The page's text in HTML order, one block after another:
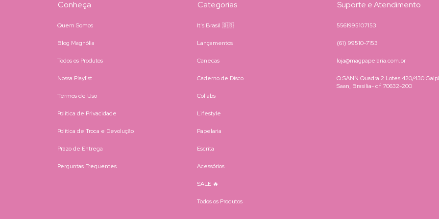
Conheça
Quem Somos
Blog Magnólia
Todos os Produtos
Nossa Playlist
Termos de Uso
Política de Privacidade
Política de Troca e Devolução
Prazo de Entrega
Perguntas Frequentes
Categorias
It's Brasil 🇧🇷
Lançamentos
Canecas
Caderno de Disco
Collabs
Lifestyle
Papelaria
Escrita
Acessórios
SALE 🔥
Todos os Produtos
Suporte e Atendimento
5561995107153
(61) 99510-7153
loja@magpapelaria.com.br
Q SANN Quadra 2 Lotes 420/430
Saan, Brasilia- df 70632-200